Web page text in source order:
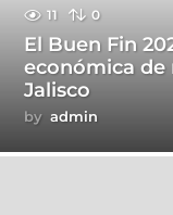
11 0
El Buen Fin
económica de
Jalisco
by admin